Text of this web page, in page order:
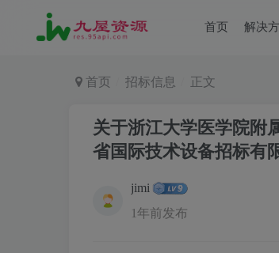
首页 解决
首页 招标信息 正文
关于浙江大学医学院附
省国际技术设备招标有
jimi
1年前发布